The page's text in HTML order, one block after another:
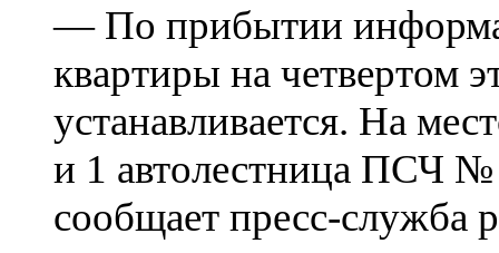
— По прибытии
квартиры на четвертом
устанавливается. На
и 1 автолестница ПСЧ №
сообщает пресс-служба